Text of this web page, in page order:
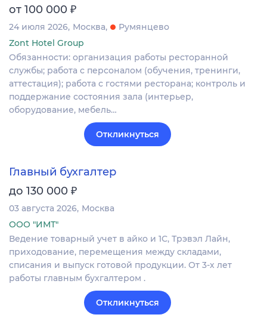
от 100 000 ₽
24 июля 2026 Москва
Румянцево
Zont Hotel Group
Обязанности: организация работы ресторанной
службы; работа с персоналом (обучения, тренинги,
аттестация); работа с гостями ресторана; контроль и
поддержание состояния зала (интерьер,
оборудование, мебель…
Откликнуться
Главный бухгалтер
до 130 000 ₽
03 августа 2026 Москва
ООО "ИМТ"
Ведение товарный учет в айко и 1С, Трэвэл Лайн,
приходование, перемещения между складами,
списания и выпуск готовой продукции. От 3-х лет
работы главным бухгалтером .
Откликнуться